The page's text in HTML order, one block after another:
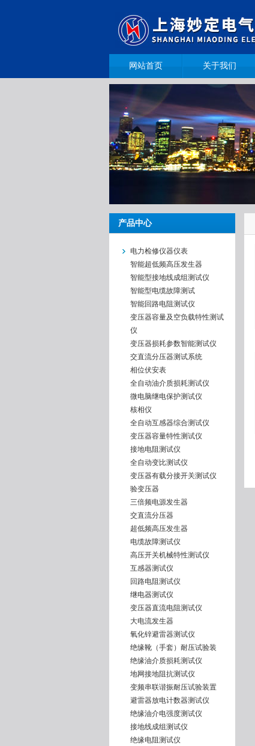
网站首页 关于我们
产品中心
电力检修仪器仪表
智能超低频高压发生器
智能型接地线成组测试仪
智能型电缆故障测试
智能回路电阻测试仪
变压器容量及空负载特性测试
仪
变压器损耗参数智能测试仪
交直流分压器测试系统
相位伏安表
全自动油介质损耗测试仪
微电脑继电保护测试仪
核相仪
全自动互感器综合测试仪
变压器容量特性测试仪
接地电阻测试仪
全自动变比测试仪
变压器有载分接开关测试仪
验变压器
三倍频电源发生器
交直流分压器
超低频高压发生器
电缆故障测试仪
高压开关机械特性测试仪
互感器测试仪
回路电阻测试仪
继电器测试仪
变压器直流电阻测试仪
大电流发生器
氧化锌避雷器测试仪
绝缘靴（手套）耐压试验装
绝缘油介质损耗测试仪
地网接地阻抗测试仪
变频串联谐振耐压试验装置
避雷器放电计数器测试仪
绝缘油介电强度测试仪
接地线成组测试仪
绝缘电阻测试仪